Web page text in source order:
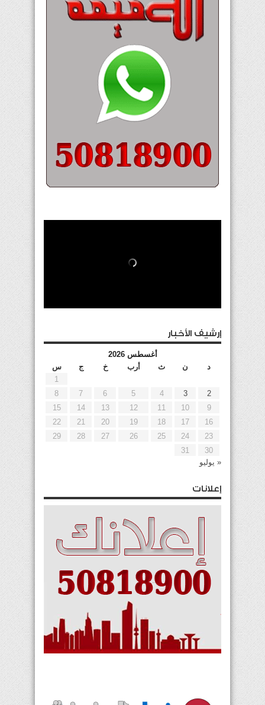
إرشيف الأخبار
أغسطس 2026
د
ن ث أرب خ ج
س
1
2
3
4
5
6
7
8
9
10
11
12
13
14
15
16
17
18
19
20
21
22
23
24
25
26
27
28
29
30
31
« يوليو
إعلانات